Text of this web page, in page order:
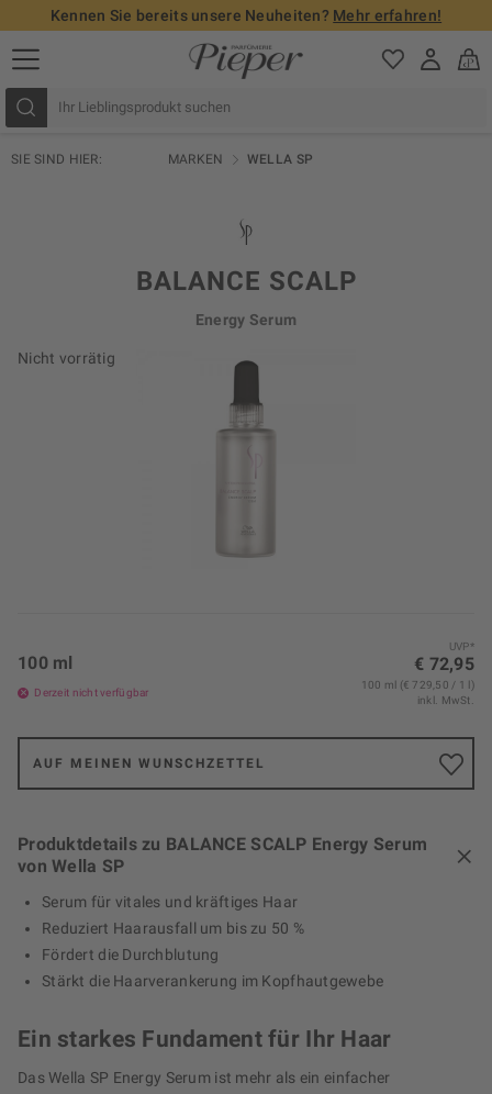
Kennen Sie bereits unsere Neuheiten? Mehr erfahren!
SIE SIND HIER: MARKEN WELLA SP
Nicht vorrätig
BALANCE SCALP
Energy Serum
UVP*
€ 72,95
100 ml
Derzeit nicht verfügbar
100 ml (€ 729,50 / 1 l)
inkl. MwSt.
AUF MEINEN WUNSCHZETTEL
Produktdetails zu BALANCE SCALP Energy Serum
von Wella SP
Serum für vitales und kräftiges Haar
Reduziert Haarausfall um bis zu 50 %
Fördert die Durchblutung
Stärkt die Haarverankerung im Kopfhautgewebe
Ein starkes Fundament für Ihr Haar
Das Wella SP Energy Serum ist mehr als ein einfacher